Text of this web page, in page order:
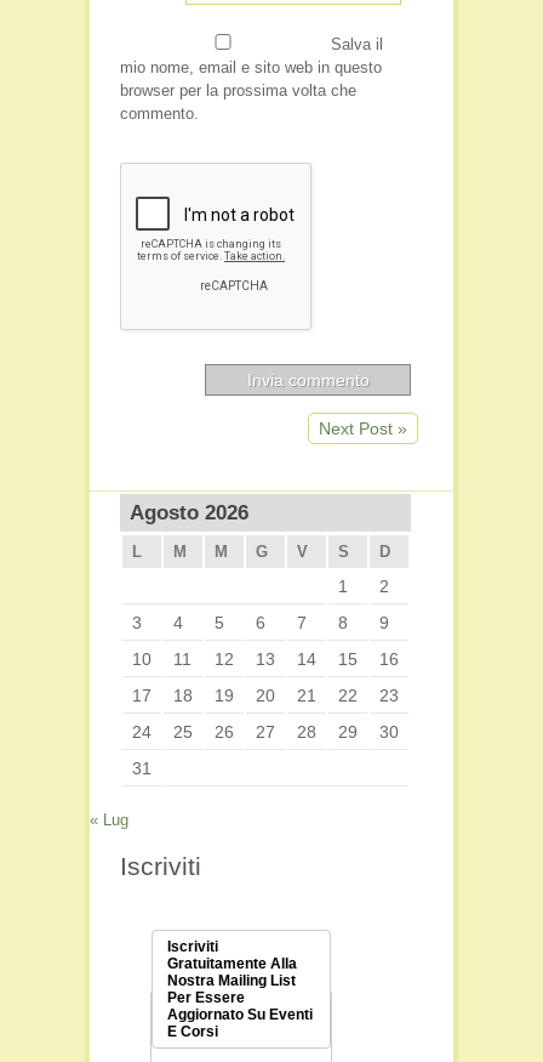
Salva il
mio nome, email e sito web in questo
browser per la prossima volta che
commento.
Next Post »
Agosto 2026
L M M G V S D
1
2
3
4 5 6 7 8
9
10
11 12 13 14 15
16
17
18 19 20 21 22
23
24
25 26 27 28 29
30
31
« Lug
Iscriviti
Iscriviti
Gratuitamente Alla
Nostra Mailing List
Per Essere
Aggiornato Su Eventi
E Corsi